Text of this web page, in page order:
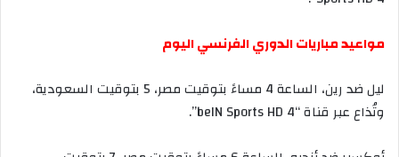
مواعيدمبارياتالدوريالفرنسياليوم
ليلضد رين، الساعة مساءًبتوقيتمصر، بتوقيت السعودية،
وتُذاععبر قناة“beIN Sports HD 4”.